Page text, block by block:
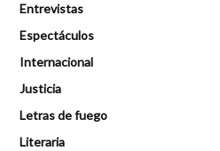
Entrevistas
Espectáculos
Internacional
Justicia
Letras de fuego
Literaria